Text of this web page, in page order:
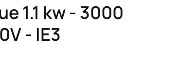
1.1 kw - 3000
- IE3